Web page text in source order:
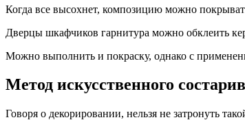
Когда все высохнет, композицию можно
Дверцы шкафчиков гарнитура можно обклеить
Можно выполнить и покраску, однако с
Метод искусственного
Говоря о декорировании, нельзя не затронуть